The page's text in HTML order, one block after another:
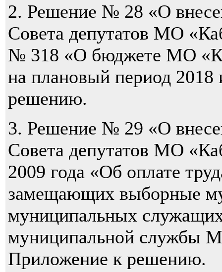
2. Решение № 28 «О
Совета депутатов МО
№ 318 «О бюджете МО
на плановый период
решению.
3. Решение № 29 «О
Совета депутатов МО
2009 года «Об оплате
замещающих выборные
муниципальных
муниципальной службы
Приложение к решению.